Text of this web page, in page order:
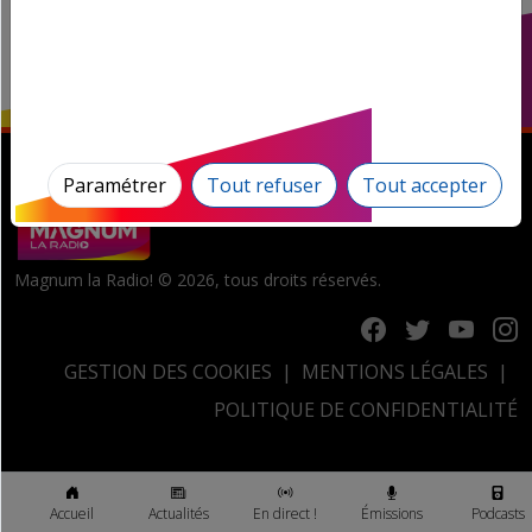
Paramétrer Tout refuser Tout accepter
Accueil Actualités En direct ! Émissions Podcasts
Magnum la Radio! © 2026, tous droits réservés.
GESTION DES COOKIES
MENTIONS LÉGALES
POLITIQUE DE CONFIDENTIALITÉ